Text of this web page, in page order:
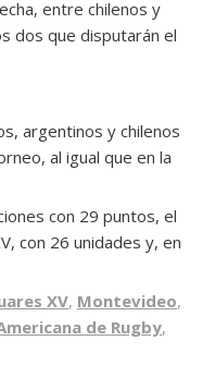
contra Selknam de
entre chilenos y
dos que disputarán el
Peñarol Rugby, lo
argentinos y chilenos
al igual que en la
Olimpia Lions, con 14
con 29 puntos, el
con 26 unidades y, en
el 4, 10 y 15 de mayo,
puestos. Todo bonus o
en el cierre de esta
XV, Montevideo,
de Rugby,